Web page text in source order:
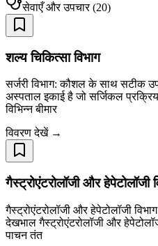
सेवाएँ और उपचार(20)
शल्य चिकित्सा विभाग
सर्जरी विभाग: कौशल के साथ सटीक
अस्पताल इकाई है जो सर्जिकल
विभिन्न बीमार
विवरण देखें →
गैस्ट्रोएंटरोलॉजी और हेपेटोलॉजी
गैस्ट्रोएंटरोलॉजी और हेपेटोलॉजी
देखभाल गैस्ट्रोएंटरोलॉजी और
पाचन तंत